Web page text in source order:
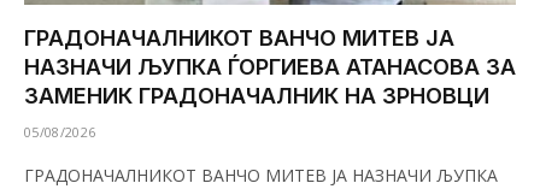
ГРАДОНАЧАЛНИКОТ ВАНЧО МИТЕВ ЈА
НАЗНАЧИ ЉУПКА ЃОРГИЕВА АТАНАСОВА ЗА
ЗАМЕНИК ГРАДОНАЧАЛНИК НА ЗРНОВЦИ
05/08/2026
ГРАДОНАЧАЛНИКОТ ВАНЧО МИТЕВ ЈА НАЗНАЧИ ЉУПКА